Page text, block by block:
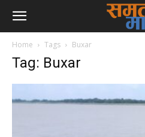
Home Tags Buxar
Tag: Buxar